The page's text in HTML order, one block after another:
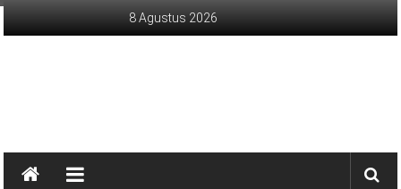
Lompat
8 Agustus 2026
jujur